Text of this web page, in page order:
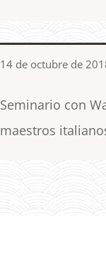
14 de octubre de
Seminario con
maestros